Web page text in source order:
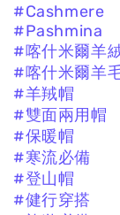
#Cashmere
#Pashmina
#喀什米爾羊
#喀什米爾羊
#羊羢帽
#雙面兩用帽
#保暖帽
#寒流必備
#登山帽
#健行穿搭